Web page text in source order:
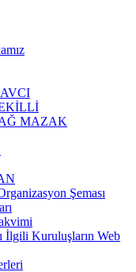
MAZAK
Şeması
İlgili Kuruluşların Web